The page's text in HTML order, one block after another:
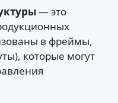
— это
в фреймы,
которые могут